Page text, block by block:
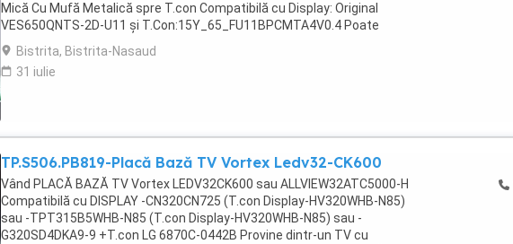
Mică Cu Mufă Metalică spre T.con Compatibilă cu Display: Original
VES650QNTS-2D-U11 și T.Con:15Y_65_FU11BPCMTA4V0.4 Poate
Functiona si cu Display: -VES650QNTL-2D-U32 Cu RESOFTARE. ...
Bistrita, Bistrita-Nasaud
31 iulie
TP.S506.PB819-Placă Bază TV Vortex Ledv32-CK600
Vând PLACĂ BAZĂ TV Vortex LEDV32CK600 sau ALLVIEW32ATC5000-H
Compatibilă cu DISPLAY -CN320CN725 (T.con Display-HV320WHB-N85)
sau -TPT315B5WHB-N85 (T.con Display-HV320WHB-N85) sau -
G320SD4DKA9-9 +T.con LG 6870C-0442B Provine dintr-un TV cu